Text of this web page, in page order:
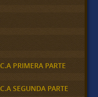
PRIMERA PARTE
SEGUNDA PARTE